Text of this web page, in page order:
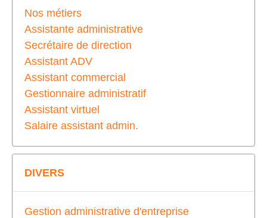
Nos métiers
Assistante administrative
Secrétaire de direction
Assistant ADV
Assistant commercial
Gestionnaire administratif
Assistant virtuel
Salaire assistant admin.
DIVERS
Gestion administrative d'entreprise